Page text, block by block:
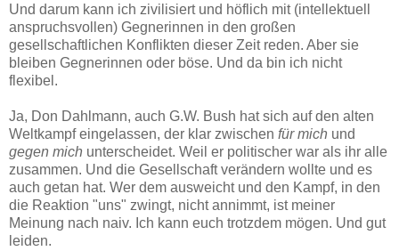
Und darum kann ich zivilisiert und höflich mit (intellektuell
anspruchsvollen) Gegnerinnen in den großen
gesellschaftlichen Konflikten dieser Zeit reden. Aber sie
bleiben Gegnerinnen oder böse. Und da bin ich nicht
flexibel.
Ja, Don Dahlmann, auch G.W. Bush hat sich auf den alten
Weltkampf eingelassen, der klar zwischen für mich und
gegen mich unterscheidet. Weil er politischer war als ihr alle
zusammen. Und die Gesellschaft verändern wollte und es
auch getan hat. Wer dem ausweicht und den Kampf, in den
die Reaktion "uns" zwingt, nicht annimmt, ist meiner
Meinung nach naiv. Ich kann euch trotzdem mögen. Und gut
leiden.